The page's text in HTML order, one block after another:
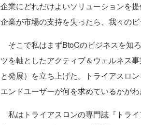
企業にどれだけよいソリューションを
企業が市場の支持を失ったら、我々のビ
そこで私はまずBtoCのビジネスを知
ツを軸としたアクティブ＆ウェルネス
と発展）を立ち上げた。トライアスロ
エンドユーザーが何を求めているかがわ
私はトライアスロンの専門誌『トラ